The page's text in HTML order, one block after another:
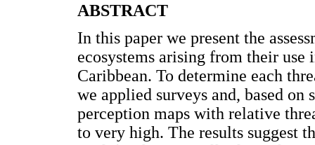
ABSTRACT
In this paper we present the
ecosystems arising from their use
Caribbean. To determine each
we applied surveys and, based
perception maps with relative
to very high. The results suggest